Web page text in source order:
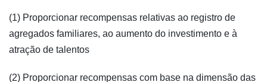
(1) Proporcionar recompensas relativas ao registro de
agregados familiares, ao aumento do investimento e à
atração de talentos
(2) Proporcionar recompensas com base na dimensão das